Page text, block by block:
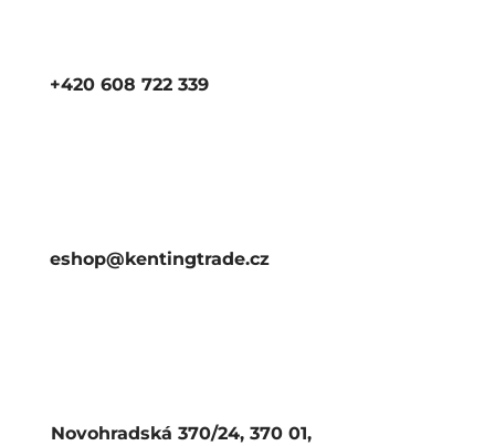
+420 608 722 339
eshop@kentingtrade.cz
Novohradská 370/24, 370 01,